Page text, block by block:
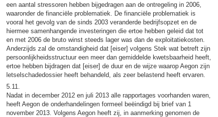
een aantal stressoren hebben bijgedragen aan de ontregeling in 2006,
waaronder de financiële problematiek. De financiële problematiek is
vooral het gevolg van de sinds 2003 veranderde bedrijfsopzet en de
hiermee samenhangende investeringen die ertoe hebben geleid dat tot
en met 2006 de bruto winst steeds lager was dan de exploitatiekosten.
Anderzijds zal de omstandigheid dat [eiser] volgens Stek wat betreft zijn
persoonlijkheidsstructuur een meer dan gemiddelde kwetsbaarheid heeft,
ertoe hebben bijdragen dat [eiser] de duur en de wijze waarop Aegon zijn
letselschadedossier heeft behandeld, als zeer belastend heeft ervaren.
5.11.
Nadat in december 2012 en juli 2013 alle rapportages voorhanden waren,
heeft Aegon de onderhandelingen formeel beëindigd bij brief van 1
november 2013. Volgens Aegon heeft zij, in aanmerking genomen de